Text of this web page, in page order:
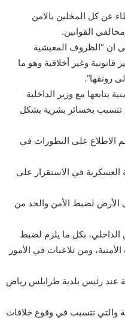
عن كل المخلين بالامن
القوانين.
ان “الظروف المعيشية
وغير أخلاقية وهو ما
رونقها”.
يتابعها مع وزير الداخلية
تتسبب بخسائر بشرية بشكل
الاطلاع على التطورات في
العسكرية في الاستقرار على
لضبط الأمن والحد من
الداخلي، بكل ما يلزم لضبط
ومن تلاعبات في الأمور
عند رئيس بلدية طرابلس رياض
والتي تتسبب في وقوع خلافات